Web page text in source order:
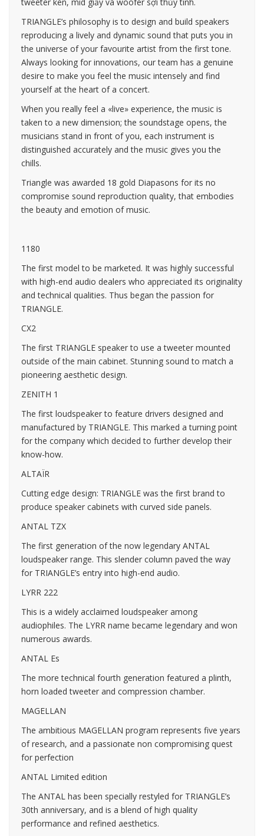
TRIANGLE’s philosophy is to design and build speakers
reproducing a lively and dynamic sound that puts you in
the universe of your favourite artist from the first tone.
Always looking for innovations, our team has a genuine
desire to make you feel the music intensely and find
yourself at the heart of a concert.
When you really feel a «live» experience, the music is
taken to a new dimension; the soundstage opens, the
musicians stand in front of you, each instrument is
distinguished accurately and the music gives you the
chills.
Triangle was awarded 18 gold Diapasons for its no
compromise sound reproduction quality, that embodies
the beauty and emotion of music.
1180
The first model to be marketed. It was highly successful
with high-end audio dealers who appreciated its originality
and technical qualities. Thus began the passion for
TRIANGLE.
CX2
The first TRIANGLE speaker to use a tweeter mounted
outside of the main cabinet. Stunning sound to match a
pioneering aesthetic design.
ZENITH 1
The first loudspeaker to feature drivers designed and
manufactured by TRIANGLE. This marked a turning point
for the company which decided to further develop their
know-how.
ALTAÏR
Cutting edge design: TRIANGLE was the first brand to
produce speaker cabinets with curved side panels.
ANTAL TZX
The first generation of the now legendary ANTAL
loudspeaker range. This slender column paved the way
for TRIANGLE’s entry into high-end audio.
LYRR 222
This is a widely acclaimed loudspeaker among
audiophiles. The LYRR name became legendary and won
numerous awards.
ANTAL Es
The more technical fourth generation featured a plinth,
horn loaded tweeter and compression chamber.
MAGELLAN
The ambitious MAGELLAN program represents five years
of research, and a passionate non compromising quest
for perfection
ANTAL Limited edition
The ANTAL has been specially restyled for TRIANGLE’s
30th anniversary, and is a blend of high quality
performance and refined aesthetics.